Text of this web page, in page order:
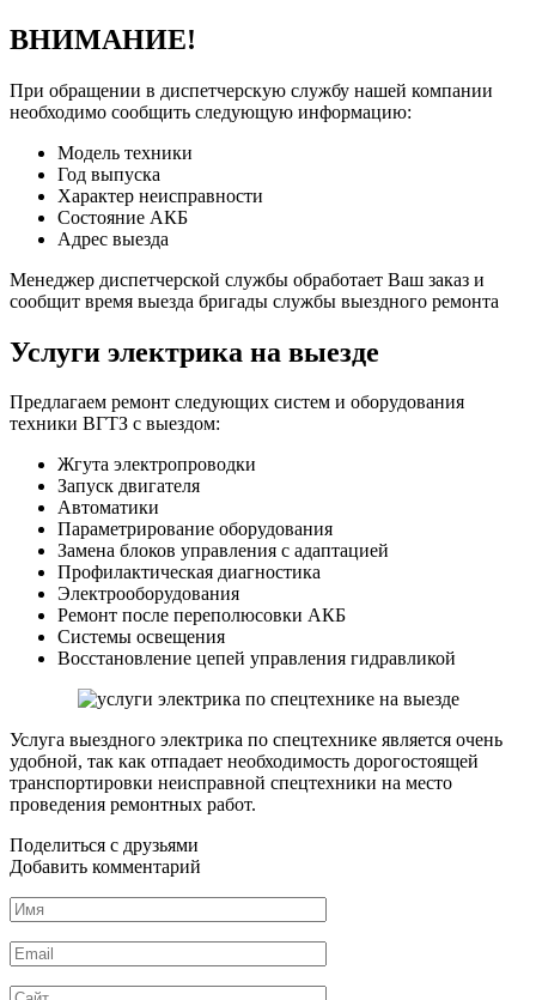
ВНИМАНИЕ!
При обращении в диспетчерскую службу нашей компании
необходимо сообщить следующую информацию:
Модель техники
Год выпуска
Характер неисправности
Состояние АКБ
Адрес выезда
Менеджер диспетчерской службы обработает Ваш заказ и
сообщит время выезда бригады службы выездного ремонта
Услуги электрика на выезде
Предлагаем ремонт следующих систем и оборудования
техники ВГТЗ с выездом:
Жгута электропроводки
Запуск двигателя
Автоматики
Параметрирование оборудования
Замена блоков управления с адаптацией
Профилактическая диагностика
Электрооборудования
Ремонт после переполюсовки АКБ
Системы освещения
Восстановление цепей управления гидравликой
Услуга выездного электрика по спецтехнике является очень
удобной, так как отпадает необходимость дорогостоящей
транспортировки неисправной спецтехники на место
проведения ремонтных работ.
Поделиться с друзьями
Добавить комментарий
Имя
*
Email
*
Сайт